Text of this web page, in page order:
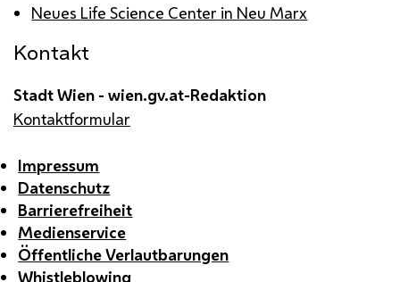
Neues Life Science Center in Neu Marx
Kontakt
Stadt Wien - wien.gv.at-Redaktion
Kontaktformular
Impressum
Datenschutz
Barrierefreiheit
Medienservice
Öffentliche Verlautbarungen
Whistleblowing